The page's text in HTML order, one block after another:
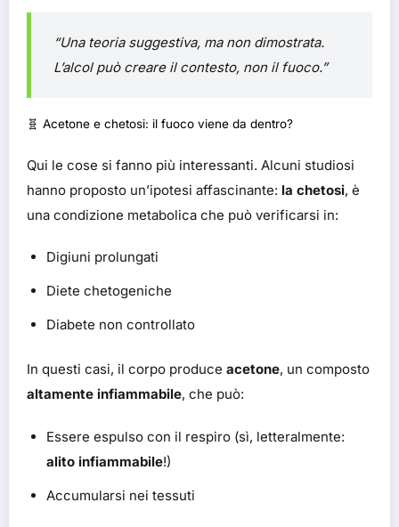
“Una teoria suggestiva, ma non dimostrata.
L’alcol può creare il contesto, non il fuoco.”
🧬 Acetone e chetosi: il fuoco viene da dentro?
Qui le cose si fanno più interessanti. Alcuni studiosi
hanno proposto un’ipotesi affascinante: la chetosi, è
una condizione metabolica che può verificarsi in:
Digiuni prolungati
Diete chetogeniche
Diabete non controllato
In questi casi, il corpo produce acetone, un composto
altamente infiammabile, che può:
Essere espulso con il respiro (sì, letteralmente:
alito infiammabile!)
Accumularsi nei tessuti